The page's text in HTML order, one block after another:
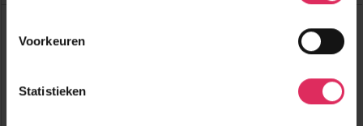
Uw apparaat identificeren door het actief te
scannen op specifieke eigenschappen (fingerprinting)
verwerkt en stel uw voorkeuren in het
detailgedeelte
in.
Voorkeuren
Statistieken
Ankogel-Mölltaler Gletscher
Hotel Berghof Tauplitzalm